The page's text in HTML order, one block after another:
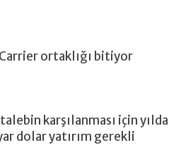
ortaklığı bitiyor
karşılanması için yılda
dolar yatırım gerekli